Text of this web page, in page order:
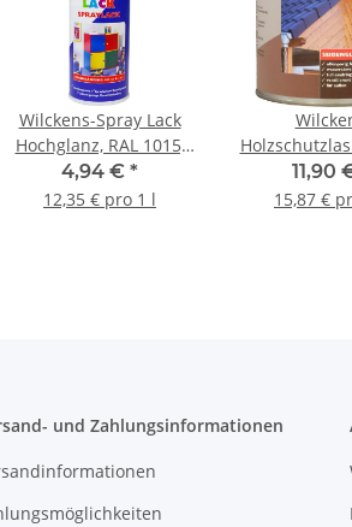
Wilckens-Spray Lack
Hochglanz, RAL 1015,
Hellelfenbein, 0,4 l
4,94 € *
12,35 € pro 1 l
11,90
15,87 €
und Zahlungsinformationen